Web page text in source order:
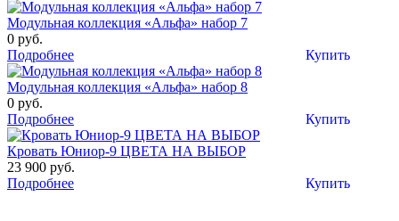
Модульная коллекция «Альфа» набор 7
0 руб.
Купить
Подробнее
Модульная коллекция «Альфа» набор 8
0 руб.
Купить
Подробнее
Кровать Юниор-9 ЦВЕТА НА ВЫБОР
23 900 руб.
Купить
Подробнее